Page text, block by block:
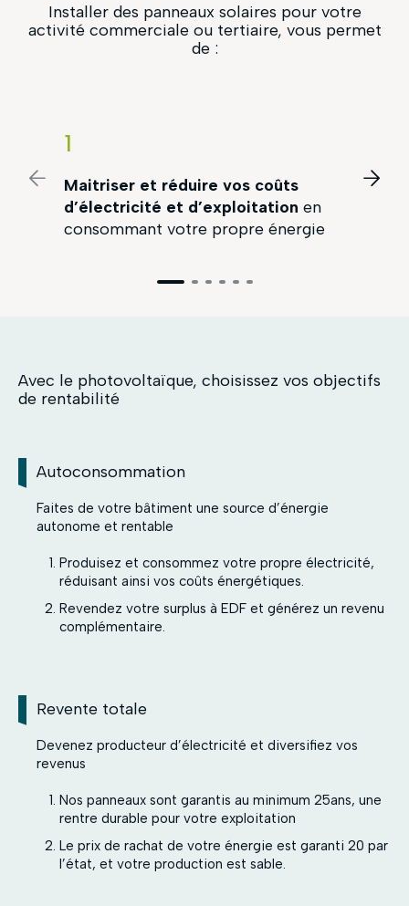
Installer des panneaux solaires pour votre
activité commerciale ou tertiaire, vous permet
de :
1
Maitriser et réduire vos coûts
d’électricité et d’exploitation en
consommant votre propre énergie
Avec le photovoltaïque, choisissez vos objectifs
de rentabilité
Autoconsommation
Faites de votre bâtiment une source d’énergie
autonome et rentable
Produisez et consommez votre propre électricité,
réduisant ainsi vos coûts énergétiques.
Revendez votre surplus à EDF et générez un revenu
complémentaire.
Revente totale
Devenez producteur d’électricité et diversifiez vos
revenus
Nos panneaux sont garantis au minimum 25ans, une
rentre durable pour votre exploitation
Le prix de rachat de votre énergie est garanti 20 par
l’état, et votre production est sable.